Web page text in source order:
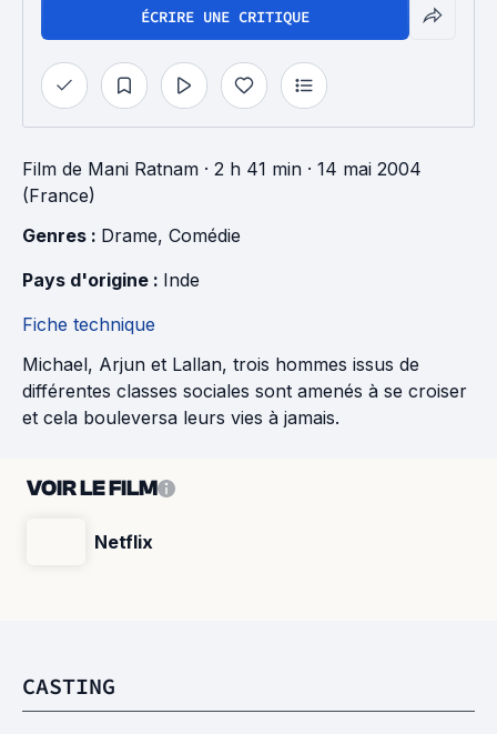
ÉCRIRE UNE CRITIQUE
Film de Mani Ratnam · 2 h 41 min · 14 mai 2004
(France)
Genres : Drame, Comédie
Pays d'origine : Inde
Fiche technique
Michael, Arjun et Lallan, trois hommes issus de
différentes classes sociales sont amenés à se croiser
et cela bouleversa leurs vies à jamais.
VOIR LE FILM
Netflix
CASTING